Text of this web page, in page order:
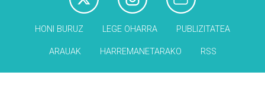
HONI BURUZ LEGE OHARRA PUBLIZITATEA
ARAUAK HARREMANETARAKO RSS